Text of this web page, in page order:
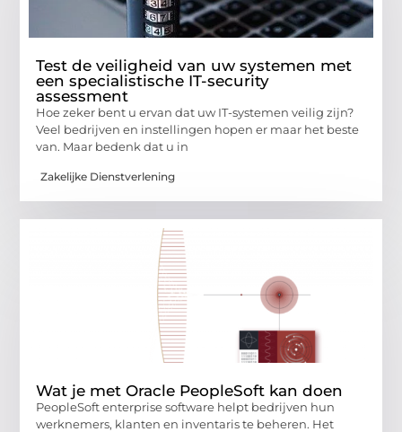
Test de veiligheid van uw systemen met
een specialistische IT-security
assessment
Hoe zeker bent u ervan dat uw IT-systemen veilig zijn?
Veel bedrijven en instellingen hopen er maar het beste
van. Maar bedenk dat u in
Zakelijke Dienstverlening
Wat je met Oracle PeopleSoft kan doen
PeopleSoft enterprise software helpt bedrijven hun
werknemers, klanten en inventaris te beheren. Het